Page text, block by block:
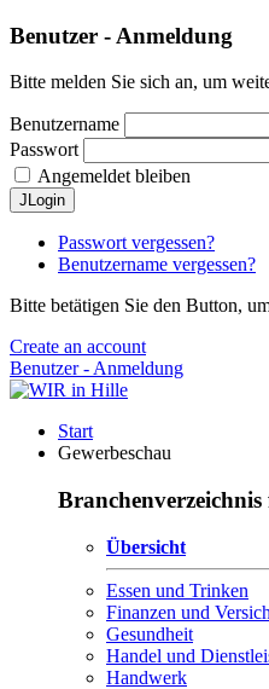
Benutzer - Anmeldung
Bitte melden Sie sich an, um
Benutzername
Passwort
Angemeldet bleiben
JLogin
Passwort vergessen?
Benutzername vergessen?
Bitte betätigen Sie den Button,
Create an account
Benutzer - Anmeldung
Start
Gewerbeschau
Übersicht
Essen und Trinken
Finanzen und
Gesundheit
Handel und
Handwerk